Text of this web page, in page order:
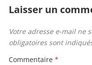
o
o
k
Laisser un
Votre adresse e-mail ne
obligatoires sont
Commentaire *